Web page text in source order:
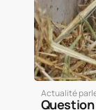
Actualité